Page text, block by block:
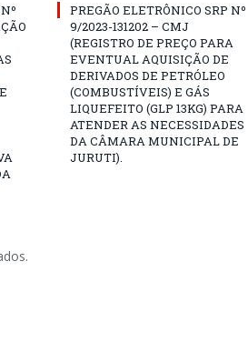
PREGÃO ELETRÔNICO SRP Nº
9/2023-131202 – CMJ
(REGISTRO DE PREÇO PARA
EVENTUAL AQUISIÇÃO DE
DERIVADOS DE PETRÓLEO
(COMBUSTÍVEIS) E GÁS
LIQUEFEITO (GLP 13KG) PARA
ATENDER AS NECESSIDADES
DA CÂMARA MUNICIPAL DE
JURUTI).